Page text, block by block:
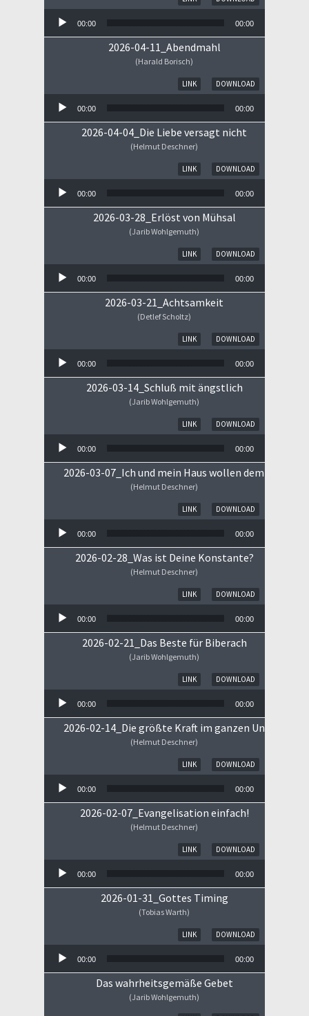
00:00 00:00
2026-04-11_Abendmahl
(Harald Borisch)
DOWNLOAD
LINK
00:00 00:00
2026-04-04_Die Liebe versagt nicht
(Helmut Deschner)
DOWNLOAD
LINK
00:00 00:00
2026-03-28_Erlöst von Mühsal
(Jarib Wohlgemuth)
DOWNLOAD
LINK
00:00 00:00
2026-03-21_Achtsamkeit
(Detlef Scholtz)
DOWNLOAD
LINK
00:00 00:00
2026-03-14_Schluß mit ängstlich
(Jarib Wohlgemuth)
DOWNLOAD
LINK
00:00 00:00
2026-03-07_Ich und mein Haus wollen dem HERRN
(Helmut Deschner)
DOWNLOAD
LINK
00:00 00:00
2026-02-28_Was ist Deine Konstante?
(Helmut Deschner)
DOWNLOAD
LINK
00:00 00:00
2026-02-21_Das Beste für Biberach
(Jarib Wohlgemuth)
DOWNLOAD
LINK
00:00 00:00
2026-02-14_Die größte Kraft im ganzen Universum
(Helmut Deschner)
DOWNLOAD
LINK
00:00 00:00
2026-02-07_Evangelisation einfach!
(Helmut Deschner)
DOWNLOAD
LINK
00:00 00:00
2026-01-31_Gottes Timing
(Tobias Warth)
DOWNLOAD
LINK
00:00 00:00
Das wahrheitsgemäße Gebet
(Jarib Wohlgemuth)